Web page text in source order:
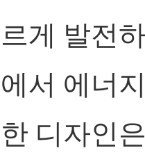
게 발전
서 에너
디자인